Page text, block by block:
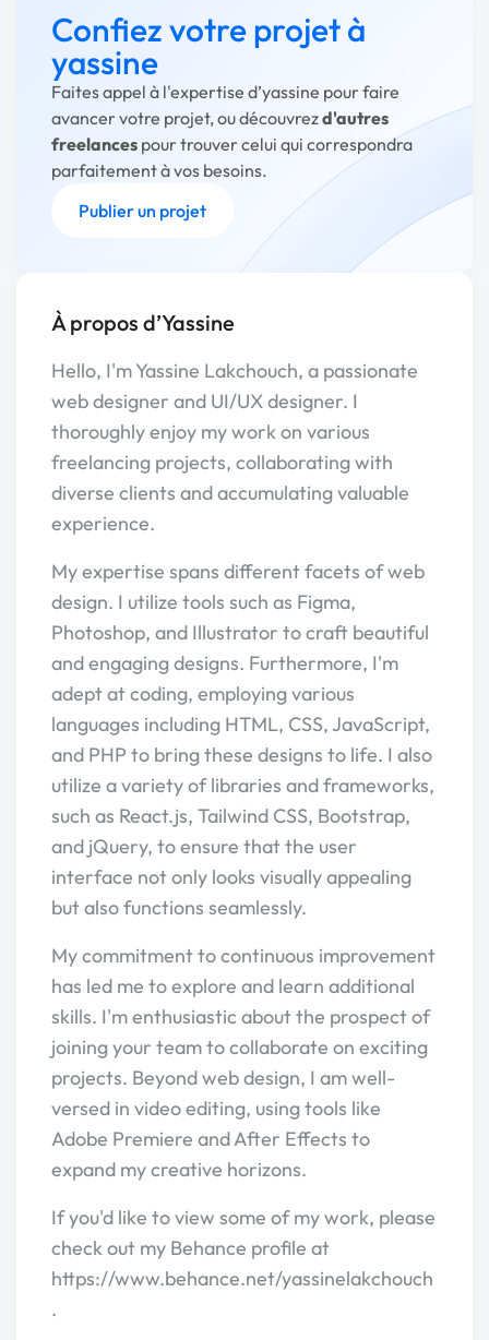
Confiez votre projet à
yassine
Faites appel à l'expertise d’yassine pour faire
avancer votre projet, ou découvrezd'autres
freelances pour trouver celui qui correspondra
parfaitement à vos besoins.
Publier un projet
À propos d’Yassine
Hello, I'm Yassine Lakchouch, a passionate
web designer and UI/UX designer. I
thoroughly enjoy my work on various
freelancing projects, collaborating with
diverse clients and accumulating valuable
experience.
My expertise spans different facets of web
design. I utilize tools such as Figma,
Photoshop, and Illustrator to craft beautiful
and engaging designs. Furthermore, I'm
adept at coding, employing various
languages including HTML, CSS, JavaScript,
and PHP to bring these designs to life. I also
utilize a variety of libraries and frameworks,
such as React.js, Tailwind CSS, Bootstrap,
and jQuery, to ensure that the user
interface not only looks visually appealing
but also functions seamlessly.
My commitment to continuous improvement
has led me to explore and learn additional
skills. I'm enthusiastic about the prospect of
joining your team to collaborate on exciting
projects. Beyond web design, I am well-
versed in video editing, using tools like
Adobe Premiere and After Effects to
expand my creative horizons.
If you'd like to view some of my work, please
check out my Behance profile at
https://www.behance.net/yassinelakchouch
.